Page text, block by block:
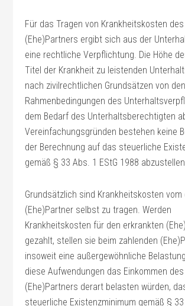
Für das Tragen von Krankheitskosten des
(Ehe)Partners ergibt sich aus der
eine rechtliche Verpflichtung. Die Höhe
Titel der Krankheit zu leistenden
nach zivilrechtlichen Grundsätzen von
Rahmenbedingungen des
dem Bedarf des Unterhaltsberechtigten
Vereinfachungsgründen bestehen keine
der Berechnung auf das steuerliche
gemäß § 33 Abs. 1 EStG 1988
Grundsätzlich sind Krankheitskosten vom
(Ehe)Partner selbst zu tragen. Werden
Krankheitskosten für den erkrankten
gezahlt, stellen sie beim zahlenden
insoweit eine außergewöhnliche
diese Aufwendungen das Einkommen
(Ehe)Partners derart belasten würden,
steuerliche Existenzminimum gemäß § 33